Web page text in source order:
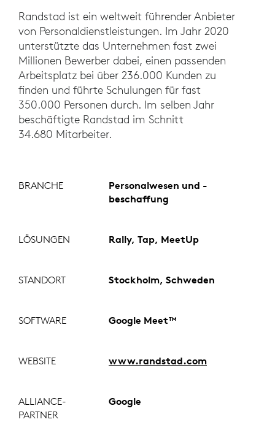
Randstad ist ein weltweit führender Anbieter
von Personaldienstleistungen. Im Jahr 2020
unterstützte das Unternehmen fast zwei
Millionen Bewerber dabei, einen passenden
Arbeitsplatz bei über 236.000 Kunden zu
finden und führte Schulungen für fast
350.000 Personen durch. Im selben Jahr
beschäftigte Randstad im Schnitt
34.680 Mitarbeiter.
BRANCHE
Personalwesen und -
beschaffung
LÖSUNGEN Rally, Tap, MeetUp
STANDORT Stockholm, Schweden
SOFTWARE Google Meet™
WEBSITE www.randstad.com
ALLIANCE-
PARTNER
Google